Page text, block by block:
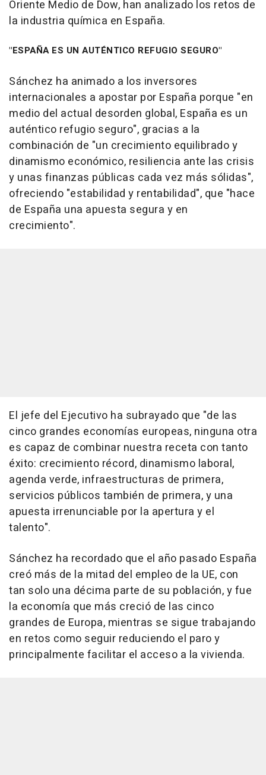
Oriente Medio de Dow, han analizado los retos de
la industria química en España.
"ESPAÑA ES UN AUTÉNTICO REFUGIO SEGURO"
Sánchez ha animado a los inversores
internacionales a apostar por España porque "en
medio del actual desorden global, España es un
auténtico refugio seguro", gracias a la
combinación de "un crecimiento equilibrado y
dinamismo económico, resiliencia ante las crisis
y unas finanzas públicas cada vez más sólidas",
ofreciendo "estabilidad y rentabilidad", que "hace
de España una apuesta segura y en
crecimiento".
El jefe del Ejecutivo ha subrayado que "de las
cinco grandes economías europeas, ninguna otra
es capaz de combinar nuestra receta con tanto
éxito: crecimiento récord, dinamismo laboral,
agenda verde, infraestructuras de primera,
servicios públicos también de primera, y una
apuesta irrenunciable por la apertura y el
talento".
Sánchez ha recordado que el año pasado España
creó más de la mitad del empleo de la UE, con
tan solo una décima parte de su población, y fue
la economía que más creció de las cinco
grandes de Europa, mientras se sigue trabajando
en retos como seguir reduciendo el paro y
principalmente facilitar el acceso a la vivienda.